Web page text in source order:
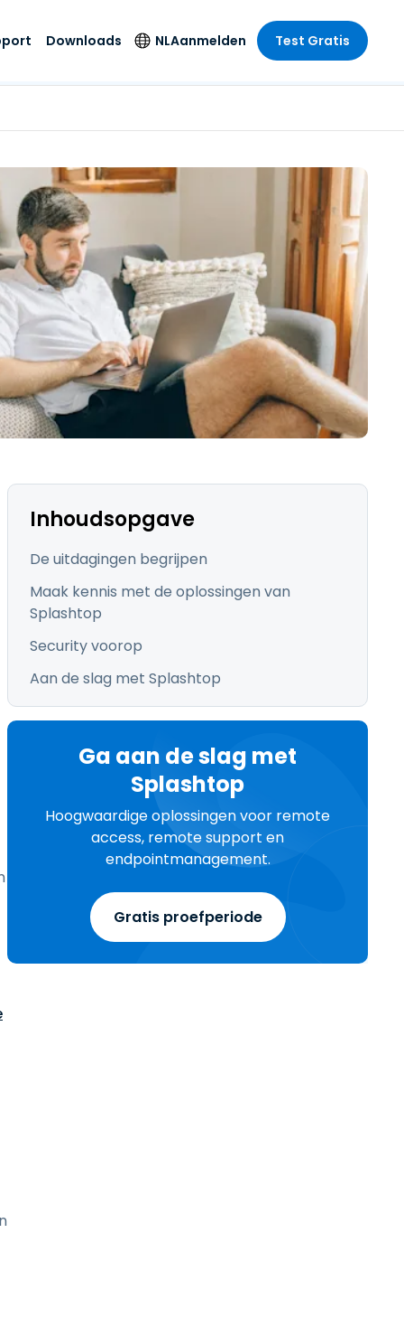
On-
Endpointdetectie en
-respons
& Control
Zero Trust Secure
Workspace
Shield (Anti-
oplichting)
Alle producten
Publieke
& Design
& Accounting
sectoren
bedrijfstakken
Downloads NL
Deutsch
Français
Italiano
Nederlands
Português
简体中文
繁體中文
ภาษาไทย
Aanmelden Test Gratis
Inhoudsopgave
De uitdagingen begrijpen
Maak kennis met de oplossingen van
Splashtop
Security voorop
Aan de slag met Splashtop
Ga aan de slag met
Splashtop
Hoogwaardige oplossingen voor remote
access, remote support en
endpointmanagement.
Gratis proefperiode